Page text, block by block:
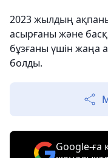
2023 жылдың
асырғаны және
бұзғаны үшін жаңа
болды.
Google-ға